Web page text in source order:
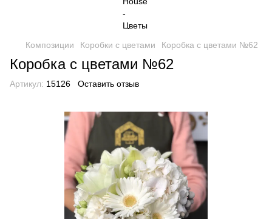
Композиции Коробки с цветами Коробка с цветами №62
Коробка с цветами №62
Артикул: 15126 Оставить отзыв